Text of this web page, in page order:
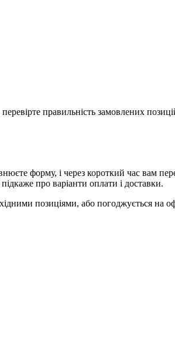
правильність замовлених
форму, і через короткий час вам
про варіанти оплати і доставки.
позиціями, або погоджується на